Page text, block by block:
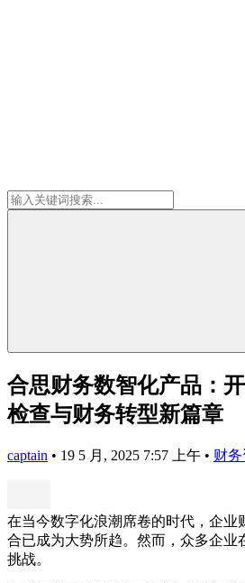
合思财务数智化产品：
检查与财务转型新篇章
captain • 19 5 月, 2025 7:57 上午 • 财
在当今数字化浪潮席卷的时代，企业
合已成为大势所趋。然而，众多企业
挑战。